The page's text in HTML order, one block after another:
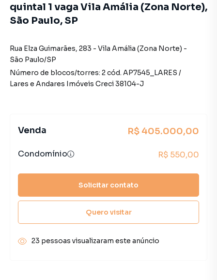
quintal 1 vaga Vila Amália (Zona Norte),
São Paulo, SP
Rua Elza Guimarães, 283 - Vila Amália (Zona Norte) -
São Paulo/SP
Número de blocos/torres: 2cód. AP7545_LARES /
Lares e Andares Imóveis Creci38104-J
Venda R$ 405.000,00
Condomínio R$ 550,00
Solicitar contato
Quero visitar
23 pessoas visualizaram este anúncio